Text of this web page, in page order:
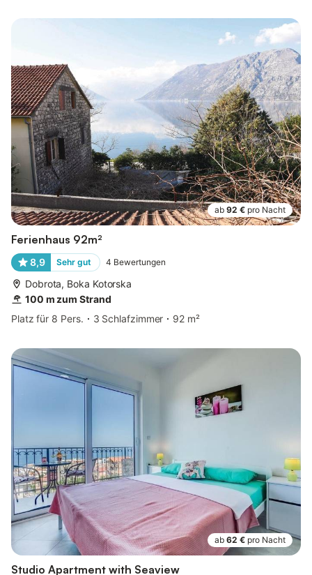
ab 92 € pro Nacht
Ferienhaus 92m²
8,9 Sehr gut 4 Bewertungen
Dobrota, Boka Kotorska
100 m zum Strand
Platz für 8 Pers.
3 Schlafzimmer 92 m²
ab 62 € pro Nacht
Studio Apartment with Seaview